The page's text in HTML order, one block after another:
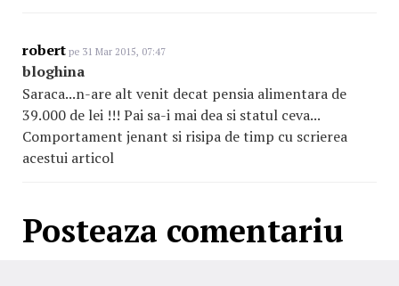
robert pe 31 Mar 2015, 07:47
bloghina
Saraca...n-are alt venit decat pensia alimentara de
39.000 de lei !!! Pai sa-i mai dea si statul ceva...
Comportament jenant si risipa de timp cu scrierea
acestui articol
Posteaza comentariu